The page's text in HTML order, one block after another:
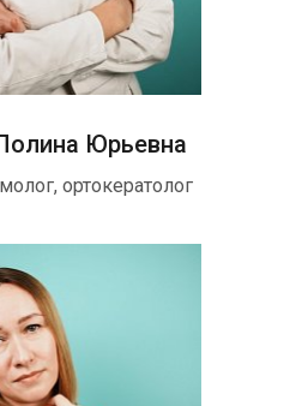
Юрьевна
ортокератолог